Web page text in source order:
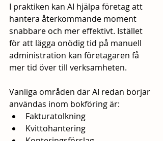
I praktiken kan AI hjälpa företag att
hantera återkommande moment
snabbare och mer effektivt. Istället
för att lägga onödig tid på manuell
administration kan företagaren få
mer tid över till verksamheten.
Vanliga områden där AI redan börjar
användas inom bokföring är:
Fakturatolkning
Kvittohantering